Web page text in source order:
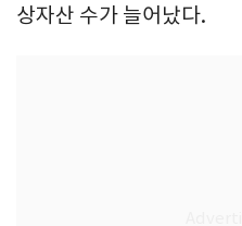
상자산 수가 늘어났다.